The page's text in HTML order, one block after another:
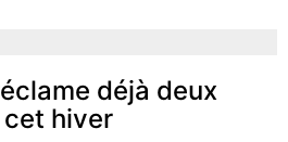
déjà deux
hiver